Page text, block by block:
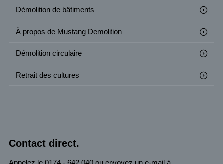
Démolition de bâtiments
À propos de Mustang Demolition
Démolition circulaire
Retrait des cultures
Contact direct.
Appelez le 0174 - 642 040 ou envoyez un e-mail à